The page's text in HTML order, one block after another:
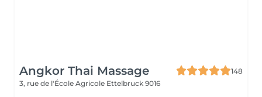
Angkor Thai Massage
148
3, rue de l'École Agricole Ettelbruck 9016